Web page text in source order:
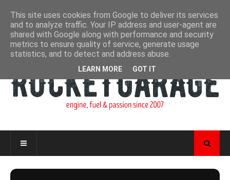
This site uses cookies from Google to deliver its services
and to analyze traffic. Your IP address and user-agent are
shared with Google along with performance and security
metrics to ensure quality of service, generate usage
statistics, and to detect and address abuse.
LEARN MORE GOT IT